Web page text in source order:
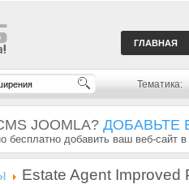
ГЛАВНАЯ
Тематика:
JOOMLA? ДОБАВЬТЕ
бесплатно добавить ваш веб-сайт
Estate Agent Improved